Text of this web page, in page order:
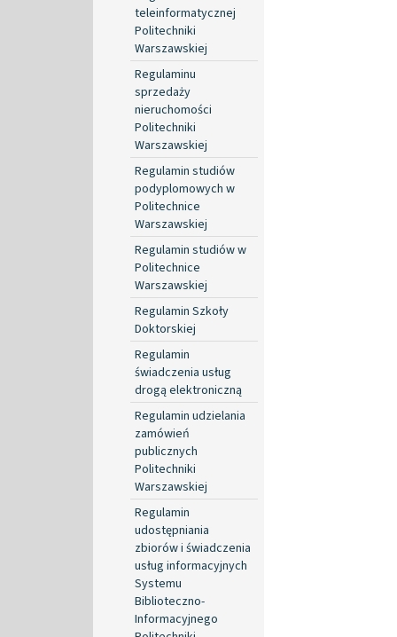
teleinformatycznej
Politechniki
Warszawskiej
Regulaminu
sprzedaży
nieruchomości
Politechniki
Warszawskiej
Regulamin studiów
podyplomowych w
Politechnice
Warszawskiej
Regulamin studiów w
Politechnice
Warszawskiej
Regulamin Szkoły
Doktorskiej
Regulamin
świadczenia usług
drogą elektroniczną
Regulamin udzielania
zamówień
publicznych
Politechniki
Warszawskiej
Regulamin
udostępniania
zbiorów i świadczenia
usług informacyjnych
Systemu
Biblioteczno-
Informacyjnego